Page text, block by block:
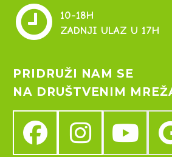


10-18H
ZADNJI ULAZ U 17H
PRIDRUŽI NAM SE
NA DRUŠTVENIM